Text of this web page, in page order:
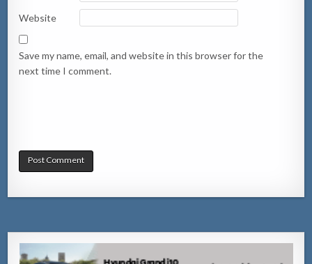
Website
Save my name, email, and website in this browser for the
next time I comment.